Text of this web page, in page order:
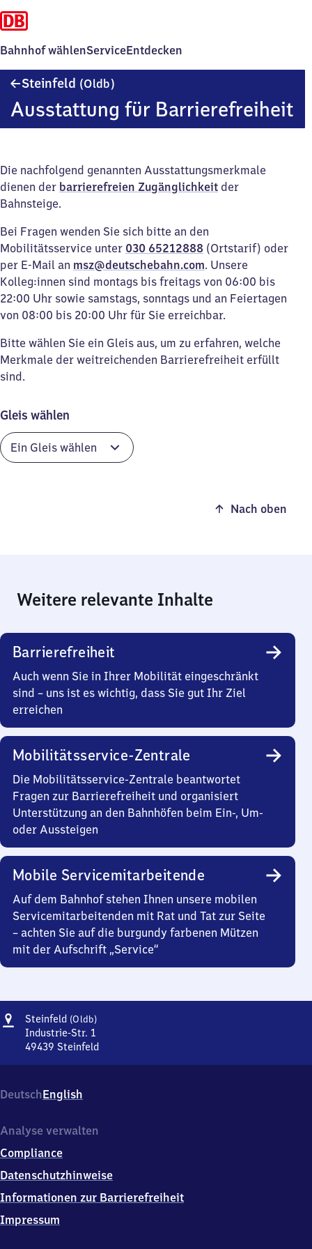
Bahnhof wählenServiceEntdecken
Steinfeld (Oldb)
Ausstattung für Barrierefreiheit
Die nachfolgend genannten Ausstattungsmerkmale
dienen der barrierefreien Zugänglichkeit der
Bahnsteige.
Bei Fragen wenden Sie sich bitte an den
Mobilitätsservice unter 030 65212888 (Ortstarif) oder
per E-Mail an msz@deutschebahn.com. Unsere
Kolleg:innen sind montags bis freitags von 06:00 bis
22:00 Uhr sowie samstags, sonntags und an Feiertagen
von 08:00 bis 20:00 Uhr für Sie erreichbar.
Bitte wählen Sie ein Gleis aus, um zu erfahren, welche
Merkmale der weitreichenden Barrierefreiheit erfüllt
sind.
Gleis wählen
Nach oben
Weitere relevante Inhalte
Barrierefreiheit
Auch wenn Sie in Ihrer Mobilität eingeschränkt
sind – uns ist es wichtig, dass Sie gut Ihr Ziel
erreichen
Mobilitätsservice-Zentrale
Die Mobilitätsservice-Zentrale beantwortet
Fragen zur Barrierefreiheit und organisiert
Unterstützung an den Bahnhöfen beim Ein-, Um-
oder Aussteigen
Mobile Servicemitarbeitende
Auf dem Bahnhof stehen Ihnen unsere mobilen
Servicemitarbeitenden mit Rat und Tat zur Seite
– achten Sie auf die burgundy farbenen Mützen
mit der Aufschrift „Service“
Adresse
Steinfeld (Oldb)Steinfeld
Industrie-Str. 1
49439 Steinfeld
Industrie-
Str.
4
4
3
Steinfeld
DeutschEnglish
Analyse verwalten
Compliance
Datenschutzhinweise
Informationen zur Barrierefreiheit
Impressum